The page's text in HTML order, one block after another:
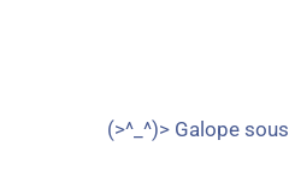
(>^_^)> Galope sous